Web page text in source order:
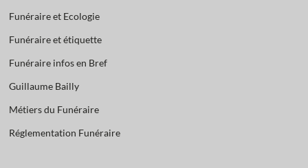
Funéraire et Ecologie
Funéraire et étiquette
Funéraire infos en Bref
Guillaume Bailly
Métiers du Funéraire
Réglementation Funéraire